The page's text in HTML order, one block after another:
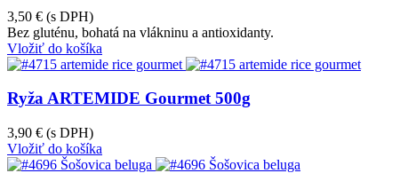
3,50 € (s DPH)
Bez gluténu, bohatá na vlákninu a antioxidanty.
Vložiť do košíka
Ryža ARTEMIDE Gourmet 500g
3,90 € (s DPH)
Vložiť do košíka